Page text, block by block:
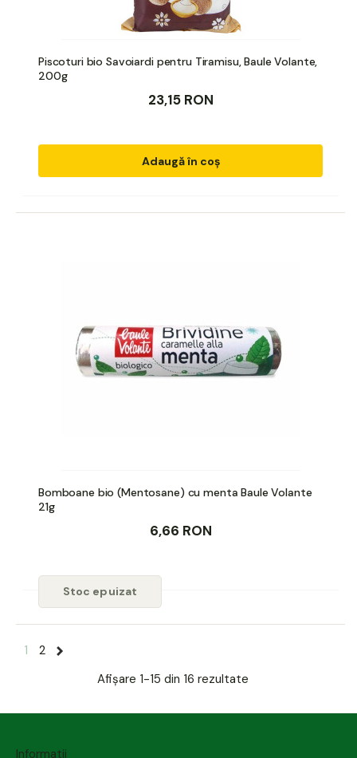
Piscoturi bio Savoiardi pentru Tiramisu, Baule Volante,
200g
23,15 RON
Adaugă în coș
Bomboane bio (Mentosane) cu menta Baule Volante
21g
6,66 RON
Stoc epuizat
1
2
Afișare 1-15 din 16 rezultate
Informatii